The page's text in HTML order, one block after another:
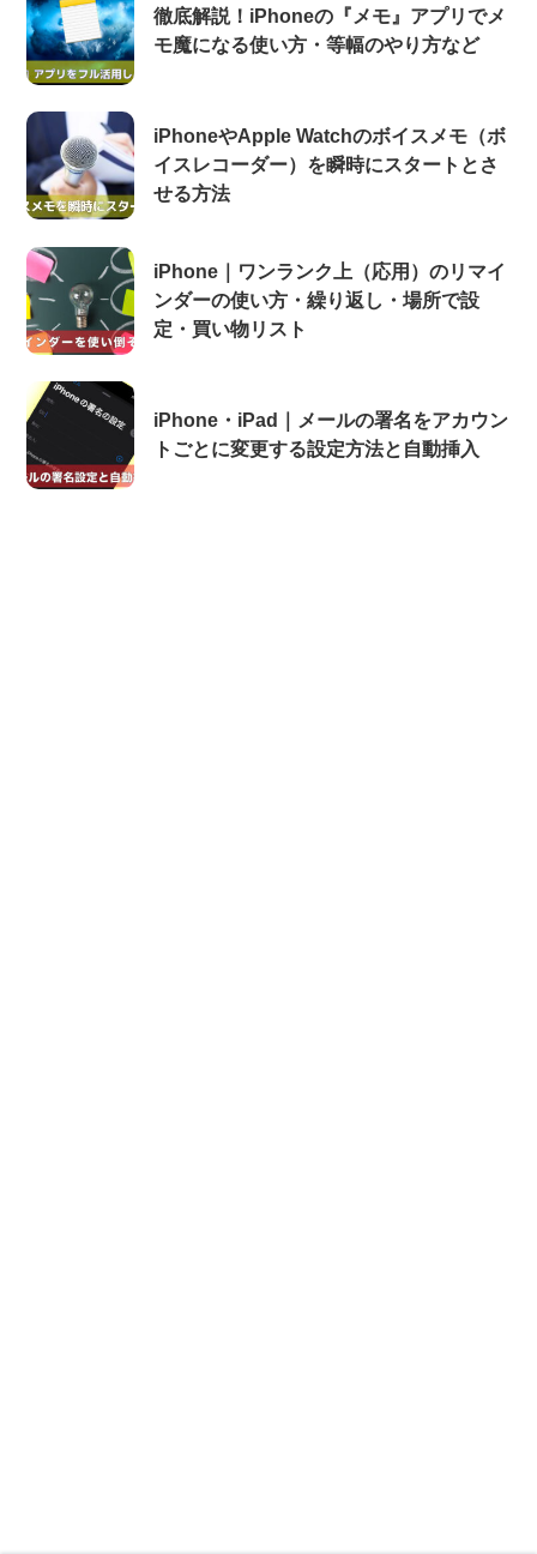
徹底解説！iPhoneの『メモ』アプリでメ
モ魔になる使い方・等幅のやり方など
iPhoneやApple Watchのボイスメモ（ボ
イスレコーダー）を瞬時にスタートとさ
せる方法
iPhone｜ワンランク上（応用）のリマイ
ンダーの使い方・繰り返し・場所で設
定・買い物リスト
iPhone・iPad｜メールの署名をアカウン
トごとに変更する設定方法と自動挿入